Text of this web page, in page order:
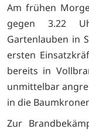
Am frühen
gegen 3.22
Gartenlauben in
ersten
bereits in
unmittelbar
in die
Zur